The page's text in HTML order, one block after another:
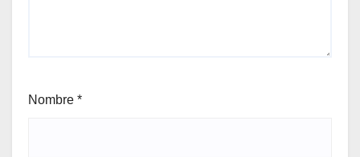
Nombre *